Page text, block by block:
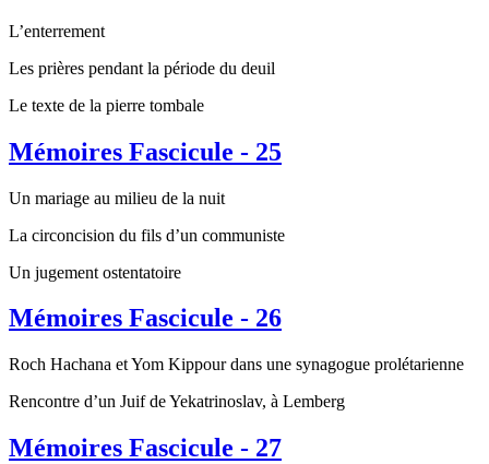
L’enterrement
Les prières pendant la période du deuil
Le texte de la pierre tombale
Mémoires Fascicule - 25
Un mariage au milieu de la nuit
La circoncision du fils d’un communiste
Un jugement ostentatoire
Mémoires Fascicule - 26
Roch Hachana et Yom Kippour dans une synagogue prolétarienne
Rencontre d’un Juif de Yekatrinoslav, à Lemberg
Mémoires Fascicule - 27